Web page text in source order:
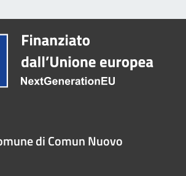
di Comun Nuovo